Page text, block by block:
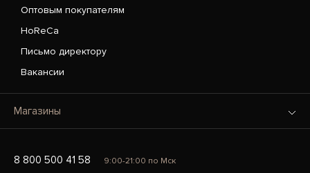
Оптовым покупателям
HoReCa
Письмо директору
Вакансии
Магазины
8 800 500 41 58 9:00-21:00 по Мск